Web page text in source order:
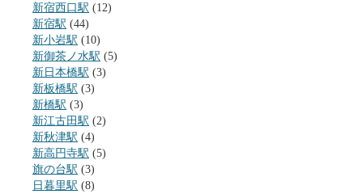
新宿西口駅 (12)
新宿駅 (44)
新小岩駅 (10)
新御茶ノ水駅 (5)
新日本橋駅 (3)
新板橋駅 (3)
新橋駅 (3)
新江古田駅 (2)
新秋津駅 (4)
新高円寺駅 (5)
旗の台駅 (3)
日暮里駅 (8)